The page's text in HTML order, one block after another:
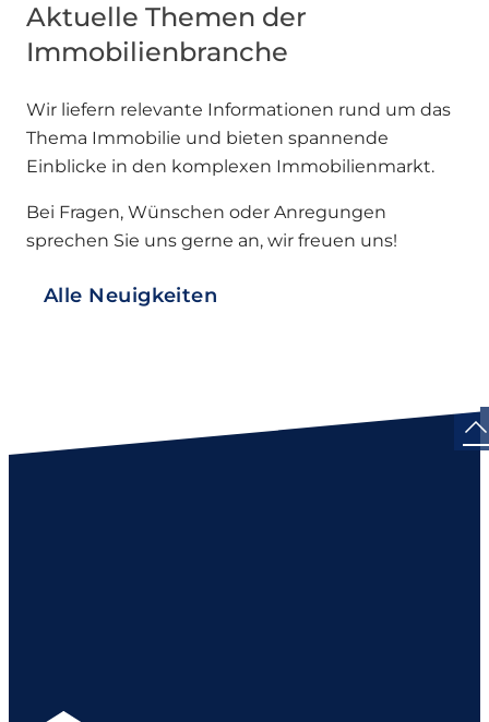
Aktuelle Themen der
Immobilienbranche
Wir liefern relevante Informationen rund um das
Thema Immobilie und bieten spannende
Einblicke in den komplexen Immobilienmarkt.
Bei Fragen, Wünschen oder Anregungen
sprechen Sie uns gerne an, wir freuen uns!
Alle Neuigkeiten